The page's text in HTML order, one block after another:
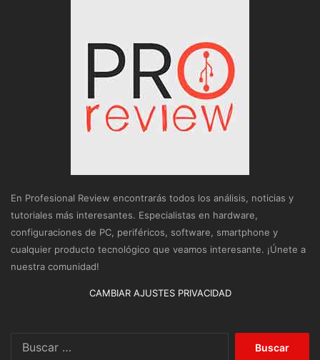
En Profesional Review encontrarás todos los análisis, noticias y
tutoriales más interesantes. Especialistas en hardware,
configuraciones de PC, periféricos, software, smartphone y
cualquier producto tecnológico que veamos interesante. ¡Únete a
nuestra comunidad!
CAMBIAR AJUSTES PRIVACIDAD